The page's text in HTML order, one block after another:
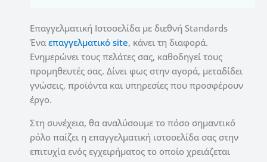
Επαγγελματική Ιστοσελίδα με διεθνή Standards
Ένα επαγγελματικό site, κάνει τη διαφορά.
Ενημερώνει τους πελάτες σας, καθοδηγεί τους
προμηθευτές σας. Δίνει φως στην αγορά, μεταδίδει
γνώσεις, προϊόντα και υπηρεσίες που προσφέρουν
έργο.
Στη συνέχεια, θα αναλύσουμε το πόσο σημαντικό
ρόλο παίζει η επαγγελματική ιστοσελίδα σας στην
επιτυχία ενός εγχειρήματος το οποίο χρειάζεται